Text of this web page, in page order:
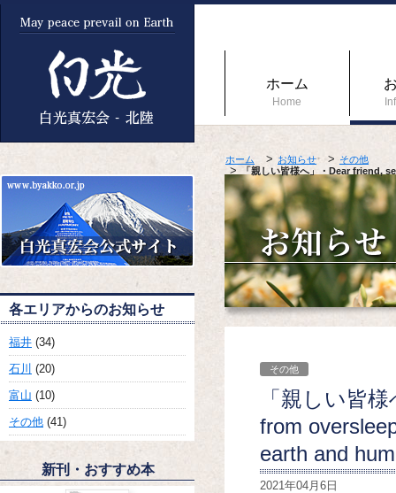
ホーム
Home
ホーム お知らせ
その他
「親しい皆様へ」・Dear
その他
「親しい皆
from
earth and
2021年04月6日
各エリアからのお知らせ
福井 (34)
石川 (20)
富山 (10)
その他 (41)
新刊・おすすめ本